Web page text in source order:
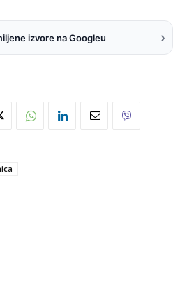
izvore na Googleu ›